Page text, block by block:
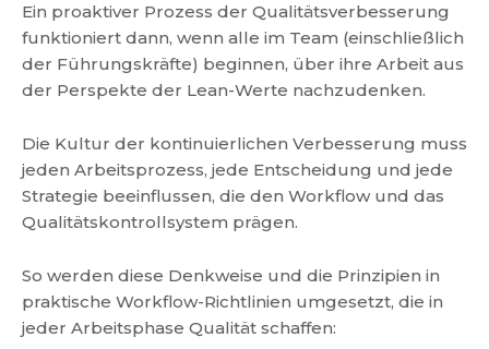
Ein proaktiver Prozess der Qualitätsverbesserung
funktioniert dann, wenn alle im Team (einschließlich
der Führungskräfte) beginnen, über ihre Arbeit aus
der Perspekte der Lean-Werte nachzudenken.
Die Kultur der kontinuierlichen Verbesserung muss
jeden Arbeitsprozess, jede Entscheidung und jede
Strategie beeinflussen, die den Workflow und das
Qualitätskontrollsystem prägen.
So werden diese Denkweise und die Prinzipien in
praktische Workflow-Richtlinien umgesetzt, die in
jeder Arbeitsphase Qualität schaffen: